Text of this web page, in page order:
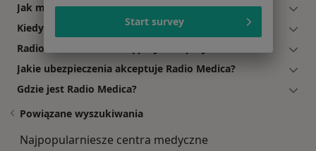
Jak mogę umówić wizytę w Radio Medica?
Kiedy mogę skonsultować się w Radio Medica?
Radio Medica: co mówią pacjenci i pacjentki?
Jakie ubezpieczenia akceptuje Radio Medica?
Gdzie jest Radio Medica?
Powiązane wyszukiwania
Najpopularniesze centra medyczne
Start survey